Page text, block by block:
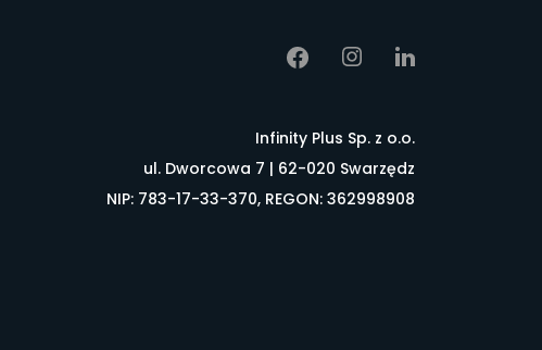
Infinity Plus Sp. z o.o.
ul. Dworcowa 7 | 62-020 Swarzędz
NIP: 783-17-33-370, REGON: 362998908